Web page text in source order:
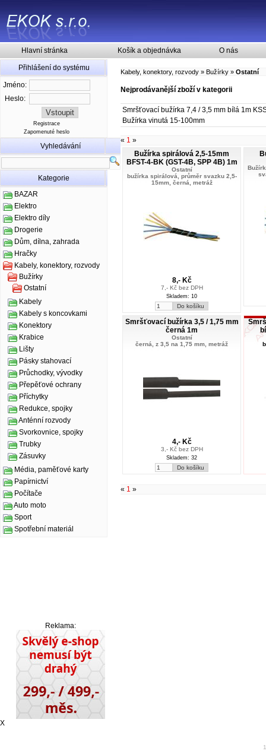
Hlavní stránka Košík a objednávka O nás
Přihlášení do systému
Jméno:
Heslo:
Registrace
Zapomenuté heslo
Vyhledávání
Kategorie
BAZAR
Elektro
Elektro díly
Drogerie
Dům, dílna, zahrada
Hračky
Kabely, konektory, rozvody
Bužírky
Ostatní
Kabely
Kabely s koncovkami
Konektory
Krabice
Lišty
Pásky stahovací
Průchodky, vývodky
Přepěťové ochrany
Příchytky
Redukce, spojky
Anténní rozvody
Svorkovnice, spojky
Trubky
Zásuvky
Média, paměťové karty
Papírnictví
Počítače
Auto moto
Sport
Spotřební materiál
Reklama:
Kabely, konektory, rozvody » Bužírky » Ostatní
Nejprodávanější zboží v kategorii
Smršťovací bužírka 7,4 / 3,5 mm bílá 1m
Bužírka vinutá 15-100mm
« 1 »
Bužírka spirálová 2,5-15mm
BFST-4-BK (GST-4B, SPP 4B) 1m
Ostatní
bužírka spirálová, průměr svazku 2,5-
15mm, černá, metráž
8,- Kč
7,- Kč bez DPH
Skladem: 10
Smršťovací bužírka 3,5 / 1,75 mm
černá 1m
Ostatní
černá, z 3,5 na 1,75 mm, metráž
4,- Kč
3,- Kč bez DPH
Skladem: 32
« 1 »
X